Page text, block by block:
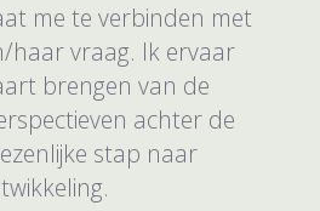
me te verbinden met
haar vraag. Ik ervaar
brengen van de
achter de
stap naar